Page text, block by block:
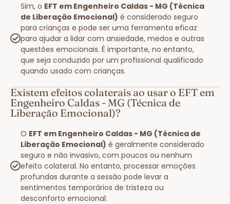
Sim, o EFT em Engenheiro Caldas - MG (Técnica
de Liberação Emocional) é considerado seguro
para crianças e pode ser uma ferramenta eficaz
para ajudar a lidar com ansiedade, medos e outras
questões emocionais. É importante, no entanto,
que seja conduzido por um profissional qualificado
quando usado com crianças.
Existem efeitos colaterais ao usar o EFT em
Engenheiro Caldas - MG (Técnica de
Liberação Emocional)?
O EFT em Engenheiro Caldas - MG (Técnica de
Liberação Emocional) é geralmente considerado
seguro e não invasivo, com poucos ou nenhum
efeito colateral. No entanto, processar emoções
profundas durante a sessão pode levar a
sentimentos temporários de tristeza ou
desconforto emocional.